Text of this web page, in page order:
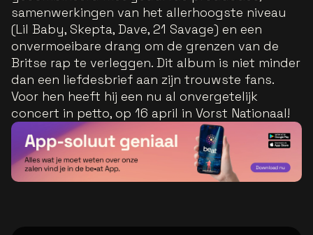
samenwerkingen van het allerhoogste niveau
(Lil Baby, Skepta, Dave, 21 Savage) en een
onvermoeibare drang om de grenzen van de
Britse rap te verleggen. Dit album is niet minder
dan een liefdesbrief aan zijn trouwste fans.
Voor hen heeft hij een nu al onvergetelijk
concert in petto, op 16 april in Vorst Nationaal!